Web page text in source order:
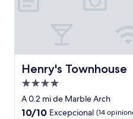
Henry's Townhouse
Henry's Townhouse
Propiedad
de
4.0
A 0.2 mi de Marble Arch
10.0
10/10 Excepcional (14